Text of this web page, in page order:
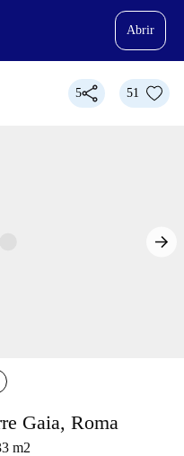
Abrir
5 51
Gaia, Roma
m2